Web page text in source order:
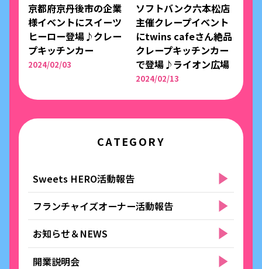
京都府京丹後市の企業
様イベントにスイーツ
ヒーロー登場♪クレー
プキッチンカー
2024/02/03
ソフトバンク六本松店
主催クレープイベント
にtwins cafeさん絶品
クレープキッチンカー
で登場♪ライオン広場
2024/02/13
CATEGORY
Sweets HERO活動報告
フランチャイズオーナー活動報告
お知らせ＆NEWS
開業説明会